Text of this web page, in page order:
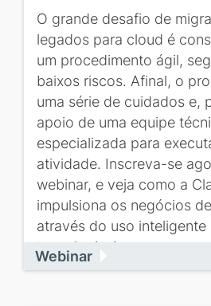
O grande desafio de
legados para cloud é
um procedimento ágil,
baixos riscos. Afinal, o
uma série de cuidados e,
apoio de uma equipe
especializada para
atividade. Inscreva-se
webinar, e veja como a
impulsiona os negócios
através do uso inteligente
tecnologias!
Webinar